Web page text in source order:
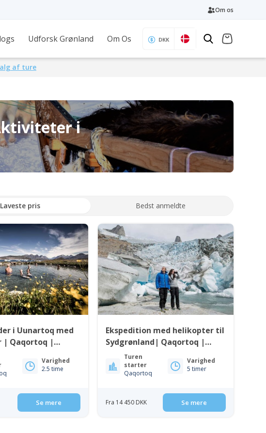
Om os
Udforsk Grønland Om Os DKK
af ture
i
Laveste pris Bedst anmeldte
i Uunartoq med
| Qaqortoq |
Varighed
2.5 time
Se mere
Ekspedition med helikopter til
Sydgrønland| Qaqortoq |
Sydgrønland
Turen
starter
Qaqortoq
Varighed
5 timer
Fra 14 450 DKK Se mere